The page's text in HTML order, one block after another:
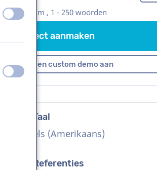
Bedrijfsfilm , 1 - 250 woorden
Project aanmaken
Vraag een custom demo aan
Taal
Engels (Amerikaans)
Referenties
uit aan
uit aan